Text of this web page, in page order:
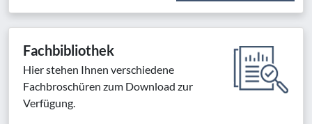
Fachbibliothek
Hier stehen Ihnen verschiedene
Fachbroschüren zum Download zur
Verfügung.